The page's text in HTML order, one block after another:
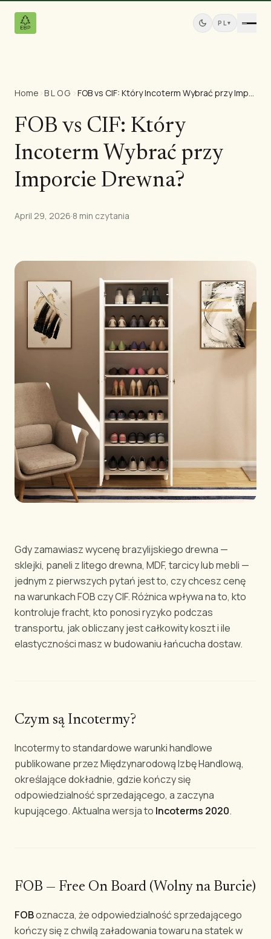
PL▾
Produkty
Wszystkie produkty
Sklejka sosnowa
Panele z drewna litego
Tarcica
Drzwi
🇺🇸Stany Zjednoczone
🇪🇺Unia Europejska
🇬🇧 Wielka Brytania
🇨🇦Kanada
🇦🇺Australia
🇵🇱
Narzędzia
Kalkulator Ładunku Sklejki
Porównaj gatunki
Home ›BLOG › FOB vs CIF: Który Incoterm Wybrać przy Imporcie Drewna?
FOB vs CIF: Który
Incoterm Wybrać przy
Imporcie Drewna?
April 29, 2026·8 min czytania
Gdy zamawiasz wycenę brazylijskiego drewna —
sklejki, paneli z litego drewna, MDF, tarcicy lub mebli —
jednym z pierwszych pytań jest to, czy chcesz cenę
na warunkach FOB czy CIF. Różnica wpływa na to, kto
kontroluje fracht, kto ponosi ryzyko podczas
transportu, jak obliczany jest całkowity koszt i ile
elastyczności masz w budowaniu łańcucha dostaw.
Czym są Incotermy?
Incotermy to standardowe warunki handlowe
publikowane przez Międzynarodową Izbę Handlową,
określające dokładnie, gdzie kończy się
odpowiedzialność sprzedającego, a zaczyna
kupującego. Aktualna wersja to Incoterms 2020.
FOB — Free On Board (Wolny na Burcie)
FOBoznacza, że odpowiedzialność sprzedającego
kończy się z chwilą załadowania towaru na statek w